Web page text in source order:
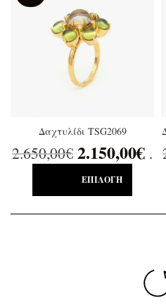
Δαχτυλίδι TSG2069
2.650,00€ 2.150,00€ .
ΕΠΙΛΟΓΉ